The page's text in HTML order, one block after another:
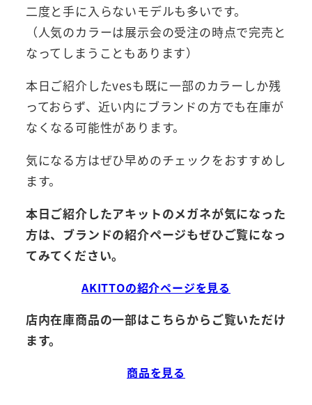
二度と手に入らないモデルも多いです。
（人気のカラーは展示会の受注の時点で完売と
なってしまうこともあります）
本日ご紹介したvesも既に一部のカラーしか残
っておらず、近い内にブランドの方でも在庫が
なくなる可能性があります。
気になる方はぜひ早めのチェックをおすすめし
ます。
本日ご紹介したアキットのメガネが気になった
方は、ブランドの紹介ページもぜひご覧になっ
てみてください。
AKITTOの紹介ページを見る
店内在庫商品の一部はこちらからご覧いただけ
ます。
商品を見る